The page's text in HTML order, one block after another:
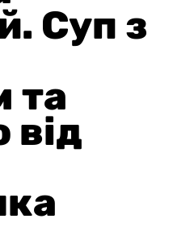
Суп з
та
від